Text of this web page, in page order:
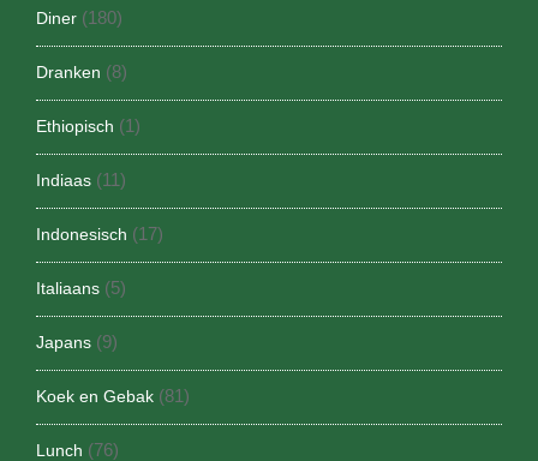
Diner (180)
Dranken (8)
Ethiopisch (1)
Indiaas (11)
Indonesisch (17)
Italiaans (5)
Japans (9)
Koek en Gebak (81)
Lunch (76)